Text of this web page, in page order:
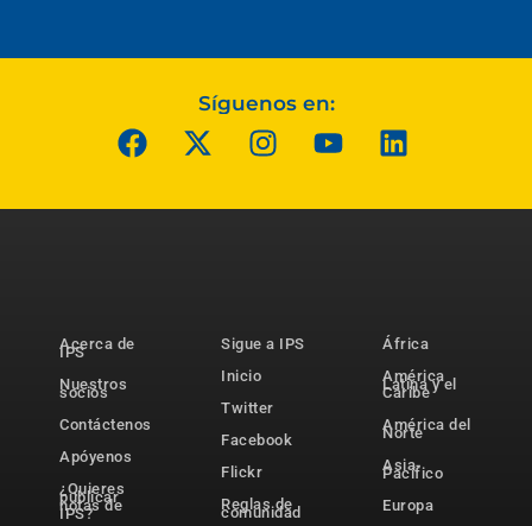
Síguenos en:
Acerca de
IPS
Nuestros
socios
Contáctenos
Apóyenos
¿Quieres
publicar
notas de
IPS?
Sigue a IPS
Inicio
Twitter
Facebook
Flickr
Reglas de
comunidad
África
América
Latina y el
Caribe
América del
Norte
Asia-
Pacífico
Europa